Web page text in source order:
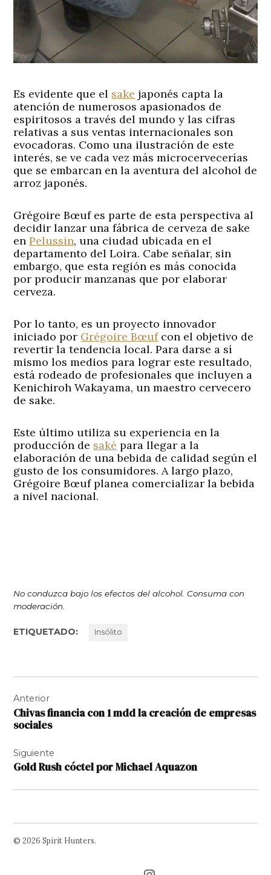
Es evidente que el sake japonés capta la
atención de numerosos apasionados de
espiritosos a través del mundo y las cifras
relativas a sus ventas internacionales son
evocadoras. Como una ilustración de este
interés, se ve cada vez más microcervecerías
que se embarcan en la aventura del alcohol de
arroz japonés.
Grégoire Bœuf es parte de esta perspectiva al
decidir lanzar una fábrica de cerveza de sake
enPelussin, una ciudad ubicada en el
departamento del Loira. Cabe señalar, sin
embargo, que esta región es más conocida
por producir manzanas que por elaborar
cerveza.
Por lo tanto, es un proyecto innovador
iniciado por Grégoire Bœufcon el objetivo de
revertir la tendencia local. Para darse a sí
mismo los medios para lograr este resultado,
está rodeado de profesionales que incluyen a
Kenichiroh Wakayama, un maestro cervecero
de sake.
Este último utiliza su experiencia en la
producción de saké para llegar a la
elaboración de una bebida de calidad según el
gusto de los consumidores. A largo plazo,
Grégoire Bœuf planea comercializar la bebida
a nivel nacional.
No conduzca bajo los efectos del alcohol.Consuma con
moderación.
ETIQUETADO: Insólito
de
entradas
Anterior
Chivas financia con 1 mdd la creación de empresas
sociales
Siguiente
Gold Rush cóctel por Michael Aquazon
© 2026 Spirit Hunters.